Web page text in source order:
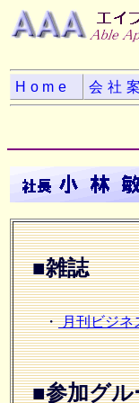
Home 会社
■雑誌
・月刊ビジネ
■参加グル